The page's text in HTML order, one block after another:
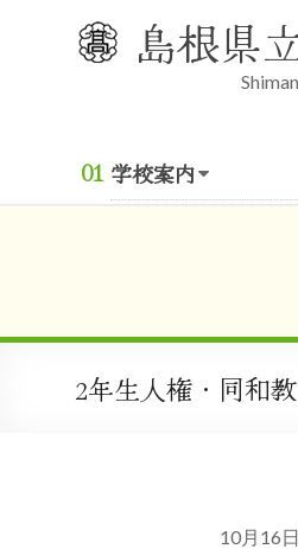
島根県
学校案内
2年生人権・同和
10月16